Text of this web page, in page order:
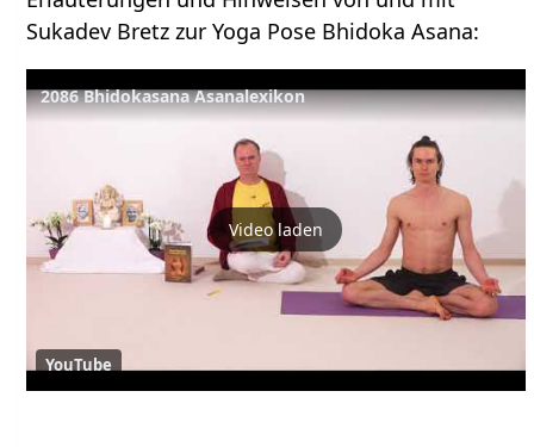
Sukadev Bretz zur Yoga Pose Bhidoka Asana:
2086 Bhidokasana Asanalexikon
Video laden
YouTube